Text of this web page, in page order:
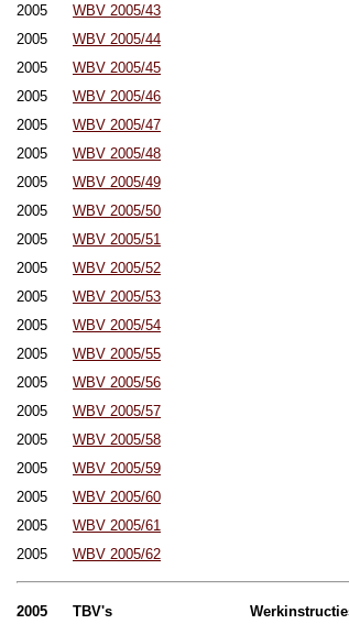
2005
WBV 2005/43
2005
WBV 2005/44
2005
WBV 2005/45
2005
WBV 2005/46
2005
WBV 2005/47
2005
WBV 2005/48
2005
WBV 2005/49
2005
WBV 2005/50
2005
WBV 2005/51
2005
WBV 2005/52
2005
WBV 2005/53
2005
WBV 2005/54
2005
WBV 2005/55
2005
WBV 2005/56
2005
WBV 2005/57
2005
WBV 2005/58
2005
WBV 2005/59
2005
WBV 2005/60
2005
WBV 2005/61
2005
WBV 2005/62
2005 TBV's